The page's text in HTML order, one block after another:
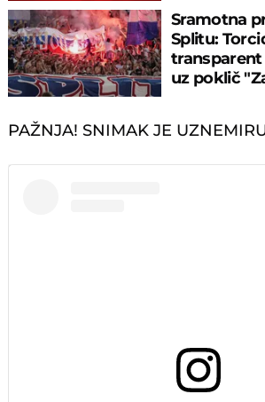
Sramotna
Splitu:
transparent
uz poklič
PAŽNJA! SNIMAK JE